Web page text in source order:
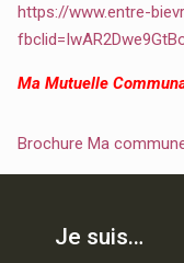
https://www.entre-
Ma Mutuelle
Brochure Ma
Je suis…